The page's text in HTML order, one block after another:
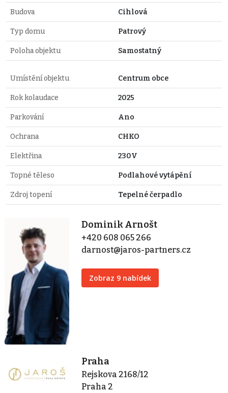
Budova Cihlová
Typ domu Patrový
Poloha objektu Samostatný
Umístění objektu Centrum obce
Rok kolaudace 2025
Parkování Ano
Ochrana CHKO
Elektřina 230V
Topné těleso Podlahové vytápění
Zdroj topení Tepelné čerpadlo
Dominik Arnošt
+420 608 065 266
darnost@jaros-partners.cz
Zobraz 9 nabídek
Praha
Rejskova 2168/12
Praha 2